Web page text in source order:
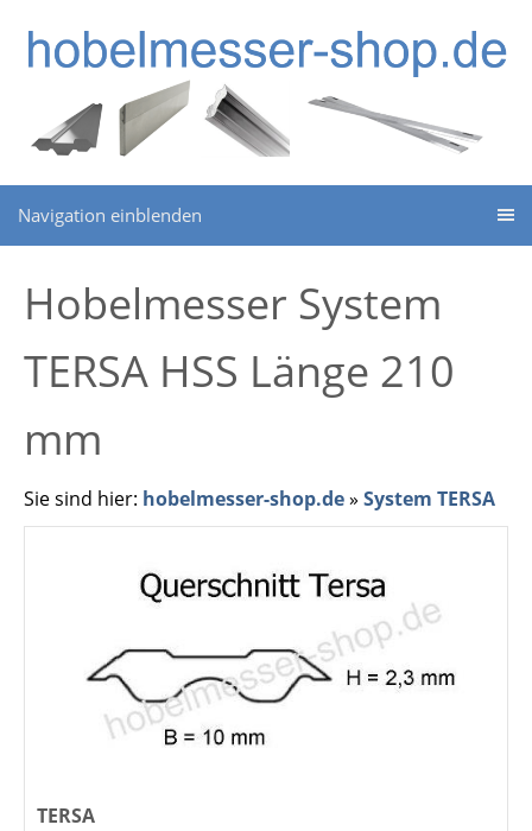
Navigation einblenden
Hobelmesser System
TERSA HSS Länge 210
mm
Sie sind hier: hobelmesser-shop.de» System TERSA
TERSA